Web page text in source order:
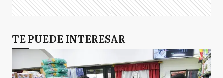
TE PUEDE INTERESAR